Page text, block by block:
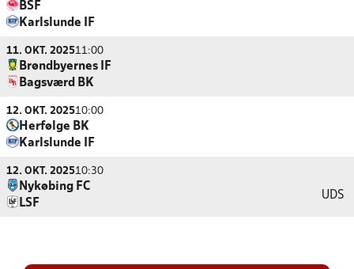
BSF
Karlslunde IF
11. OKT. 202511:00
Brøndbyernes IF
Bagsværd BK
12. OKT. 202510:00
Herfølge BK
Karlslunde IF
12. OKT. 202510:30
Nykøbing FC
LSF
UDS